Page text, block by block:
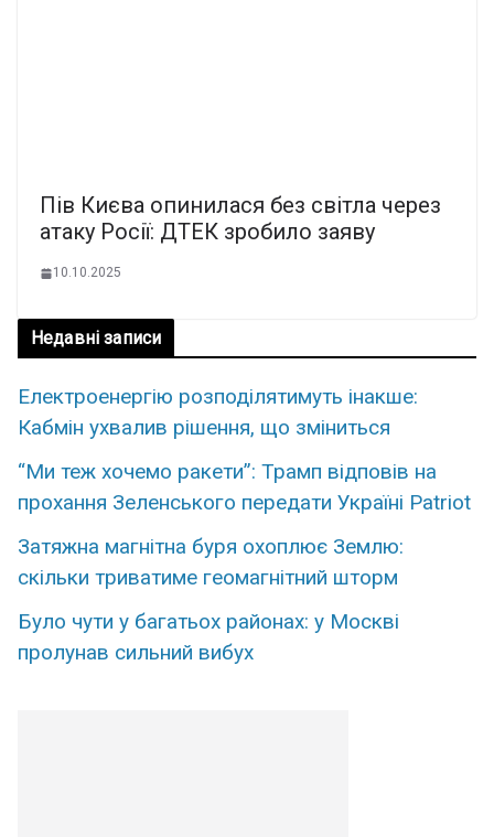
Пів Києва опинилася без світла через
атаку Росії: ДТЕК зробило заяву
10.10.2025
Недавні записи
Електроенергію розподілятимуть інакше:
Кабмін ухвалив рішення, що зміниться
“Ми теж хочемо ракети”: Трамп відповів на
прохання Зеленського передати Україні Patriot
Затяжна магнітна буря охоплює Землю:
скільки триватиме геомагнітний шторм
Було чути у багатьох районах: у Москві
пролунав сильний вибух